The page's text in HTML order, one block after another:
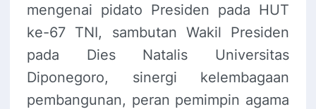
mengenai pidato Presiden pada HUT
ke-67 TNI, sambutan Wakil Presiden
pada Dies Natalis Universitas
Diponegoro, sinergi kelembagaan
pembangunan, peran pemimpin agama